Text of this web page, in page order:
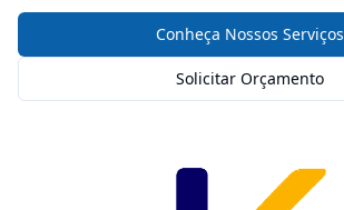
Conheça Nossos Serviços
Solicitar Orçamento